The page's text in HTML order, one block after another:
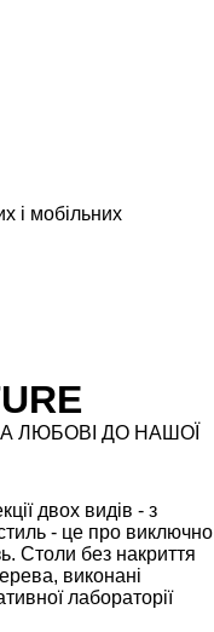
і мобільних
ЛЮБОВІ ДО НАШОЇ
двох видів - з
- це про виключно
Столи без накриття
виконані
лабораторії